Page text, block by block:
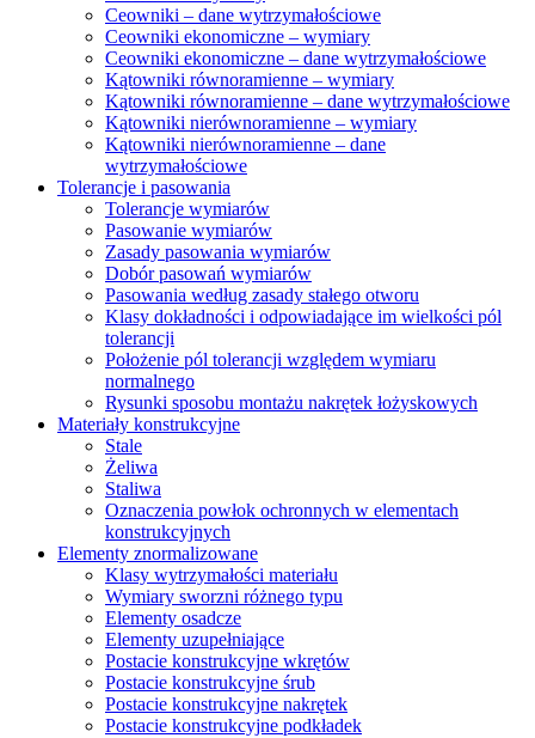
Ceowniki – dane wytrzymałościowe
Ceowniki ekonomiczne – wymiary
Ceowniki ekonomiczne – dane wytrzymałościowe
Kątowniki równoramienne – wymiary
Kątowniki równoramienne – dane wytrzymałościowe
Kątowniki nierównoramienne – wymiary
Kątowniki nierównoramienne – dane
wytrzymałościowe
Tolerancje i pasowania
Tolerancje wymiarów
Pasowanie wymiarów
Zasady pasowania wymiarów
Dobór pasowań wymiarów
Pasowania według zasady stałego otworu
Klasy dokładności i odpowiadające im wielkości pól
tolerancji
Położenie pól tolerancji względem wymiaru
normalnego
Rysunki sposobu montażu nakrętek łożyskowych
Materiały konstrukcyjne
Stale
Żeliwa
Staliwa
Oznaczenia powłok ochronnych w elementach
konstrukcyjnych
Elementy znormalizowane
Klasy wytrzymałości materiału
Wymiary sworzni różnego typu
Elementy osadcze
Elementy uzupełniające
Postacie konstrukcyjne wkrętów
Postacie konstrukcyjne śrub
Postacie konstrukcyjne nakrętek
Postacie konstrukcyjne podkładek